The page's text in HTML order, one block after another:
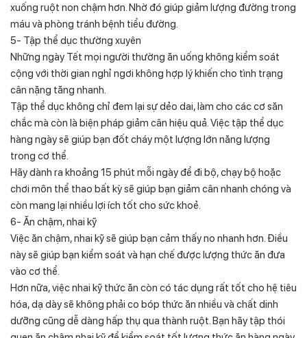
xuống ruột non chậm hơn. Nhờ đó giúp giảm lượng đường trong
máu và phòng tránh bệnh tiểu đường.
5- Tập thể dục thường xuyên
Những ngày Tết mọi người thường ăn uống không kiểm soát
cộng với thời gian nghỉ ngơi không hợp lý khiến cho tình trạng
cân nặng tăng nhanh.
Tập thể dục không chỉ đem lại sự dẻo dai, làm cho các cơ săn
chắc mà còn là biện pháp giảm cân hiệu quả. Việc tập thể dục
hàng ngày sẽ giúp bạn đốt cháy một lượng lớn năng lượng
trong cơ thể.
Hãy dành ra khoảng 15 phút mỗi ngày để đi bộ, chạy bộ hoặc
chơi môn thể thao bất kỳ sẽ giúp bạn giảm cân nhanh chóng và
còn mang lại nhiều lợi ích tốt cho sức khoẻ.
6- Ăn chậm, nhai kỹ
Việc ăn chậm, nhai kỹ sẽ giúp bạn cảm thấy no nhanh hơn. Điều
này sẽ giúp bạn kiểm soát và hạn chế được lượng thức ăn đưa
vào cơ thể.
Hơn nữa, việc nhai kỹ thức ăn còn có tác dụng rất tốt cho hệ tiêu
hóa, dạ dày sẽ không phải co bóp thức ăn nhiều và chất dinh
dưỡng cũng dễ dàng hấp thụ qua thành ruột. Bạn hãy tập thói